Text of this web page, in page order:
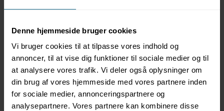
Denne hjemmeside bruger cookies
Vi bruger cookies til at tilpasse vores indhold og
annoncer, til at vise dig funktioner til sociale medier og til
at analysere vores trafik. Vi deler også oplysninger om
din brug af vores hjemmeside med vores partnere inden
for sociale medier, annonceringspartnere og
analysepartnere. Vores partnere kan kombinere disse
02049927